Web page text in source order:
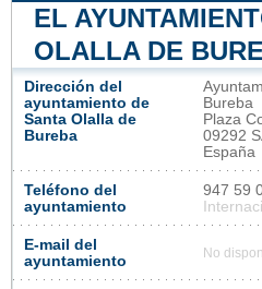
EL
OLALLA DE
Dirección del
ayuntamiento de
Santa Olalla de
Bureba
Bureba
Plaza
09292
España
Teléfono del
ayuntamiento
947 59
E-mail del
ayuntamiento
No